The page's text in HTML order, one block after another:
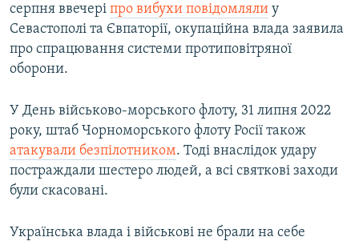
серпня ввечері про вибухи повідомляли у
Севастополі та Євпаторії, окупаційна влада заявила
про спрацювання системи протиповітряної
оборони.
У День військово-морського флоту, 31 липня 2022
року, штаб Чорноморського флоту Росії також
атакували безпілотником. Тоді внаслідок удару
постраждали шестеро людей, а всі святкові заходи
були скасовані.
Українська влада і військові не брали на себе